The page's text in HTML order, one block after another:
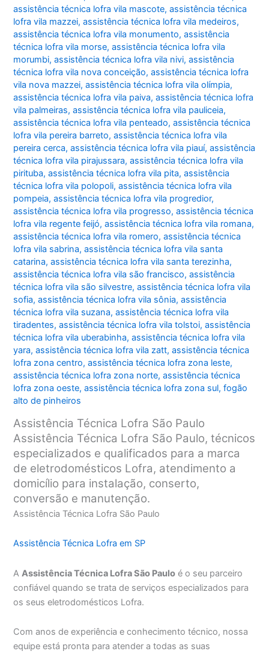
assistência técnica lofra vila mascote,assistência técnica
lofra vila mazzei,assistência técnica lofra vila medeiros,
assistência técnica lofra vila monumento,assistência
técnica lofra vila morse,assistência técnica lofra vila
morumbi,assistência técnica lofra vila nivi,assistência
técnica lofra vila nova conceição,assistência técnica lofra
vila nova mazzei,assistência técnica lofra vila olímpia,
assistência técnica lofra vila paiva,assistência técnica lofra
vila palmeiras,assistência técnica lofra vila pauliceia,
assistência técnica lofra vila penteado,assistência técnica
lofra vila pereira barreto,assistência técnica lofra vila
pereira cerca,assistência técnica lofra vila piauí,assistência
técnica lofra vila pirajussara,assistência técnica lofra vila
pirituba,assistência técnica lofra vila pita,assistência
técnica lofra vila polopoli,assistência técnica lofra vila
pompeia,assistência técnica lofra vila progredior,
assistência técnica lofra vila progresso,assistência técnica
lofra vila regente feijó,assistência técnica lofra vila romana,
assistência técnica lofra vila romero,assistência técnica
lofra vila sabrina,assistência técnica lofra vila santa
catarina,assistência técnica lofra vila santa terezinha,
assistência técnica lofra vila são francisco,assistência
técnica lofra vila são silvestre,assistência técnica lofra vila
sofia,assistência técnica lofra vila sônia,assistência
técnica lofra vila suzana,assistência técnica lofra vila
tiradentes,assistência técnica lofra vila tolstoi,assistência
técnica lofra vila uberabinha,assistência técnica lofra vila
yara,assistência técnica lofra vila zatt,assistência técnica
lofra zona centro,assistência técnica lofra zona leste,
assistência técnica lofra zona norte,assistência técnica
lofra zona oeste,assistência técnica lofra zona sul,fogão
alto de pinheiros
Assistência Técnica Lofra São Paulo
Assistência Técnica Lofra São Paulo, técnicos
especializados e qualificados para a marca
de eletrodomésticos Lofra, atendimento a
domicílio para instalação, conserto,
conversão e manutenção.
Assistência Técnica Lofra São Paulo
Assistência Técnica Lofra em SP
AAssistência Técnica Lofra São Paulo é o seu parceiro
confiável quando se trata de serviços especializados para
os seus eletrodomésticos Lofra.
Com anos de experiência e conhecimento técnico, nossa
equipe está pronta para atender a todas as suas